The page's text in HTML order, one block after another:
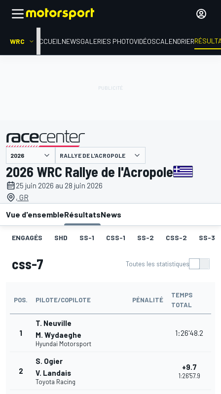
WRC ACCUEIL NEWSGALERIES PHOTOVIDÉOSCALENDRIER
présenté par RALLYE DE L'ACROPOLE
2026 WRC Rallye de l'Acropole
25 juin 2026 au 28 juin 2026
, GR
Vue d'ensembleRésultatsNews
ENGAGÉS SHD SS-1 CSS-1 SS-2 CSS-2 SS-3
css-7 Toutes les statistiques
POS. PILOTE/COPILOTE PÉNALITÉ
TEMPS
TOTAL
1
T. Neuville
M. Wydaeghe
Hyundai Motorsport
1:26'48.2
2
S. Ogier
V. Landais
Toyota Racing
+9.7
1:26'57.9